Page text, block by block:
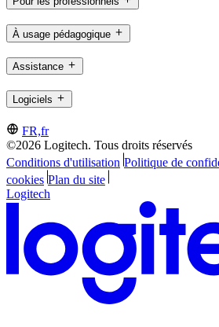
À usage pédagogique
Assistance
Logiciels
FR,fr
©2026 Logitech. Tous droits réservés
Conditions d'utilisation Politique de
cookies Plan du site
Logitech